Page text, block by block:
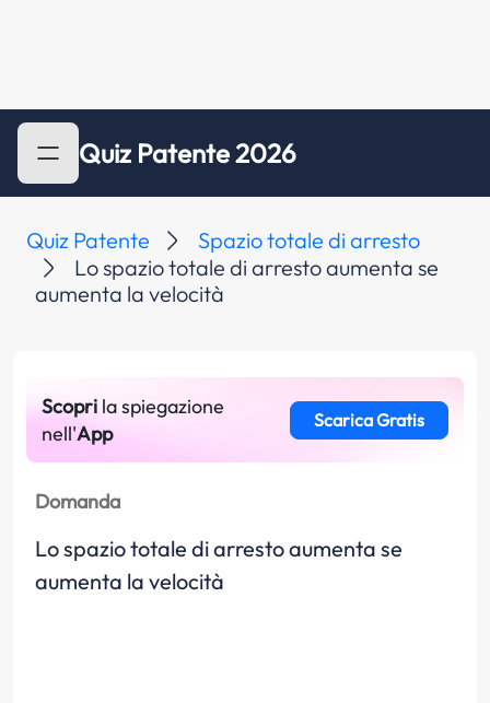
Quiz Patente 2026
Quiz Patente
Spazio totale di arresto
Lo spazio totale di arresto aumenta se
aumenta la velocità
Scopri la spiegazione
nell'App
Scarica Gratis
Domanda
Lo spazio totale di arresto aumenta se
aumenta la velocità